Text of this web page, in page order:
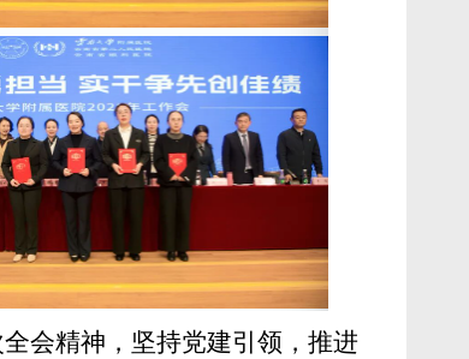
会精神，坚持党建引领，推进